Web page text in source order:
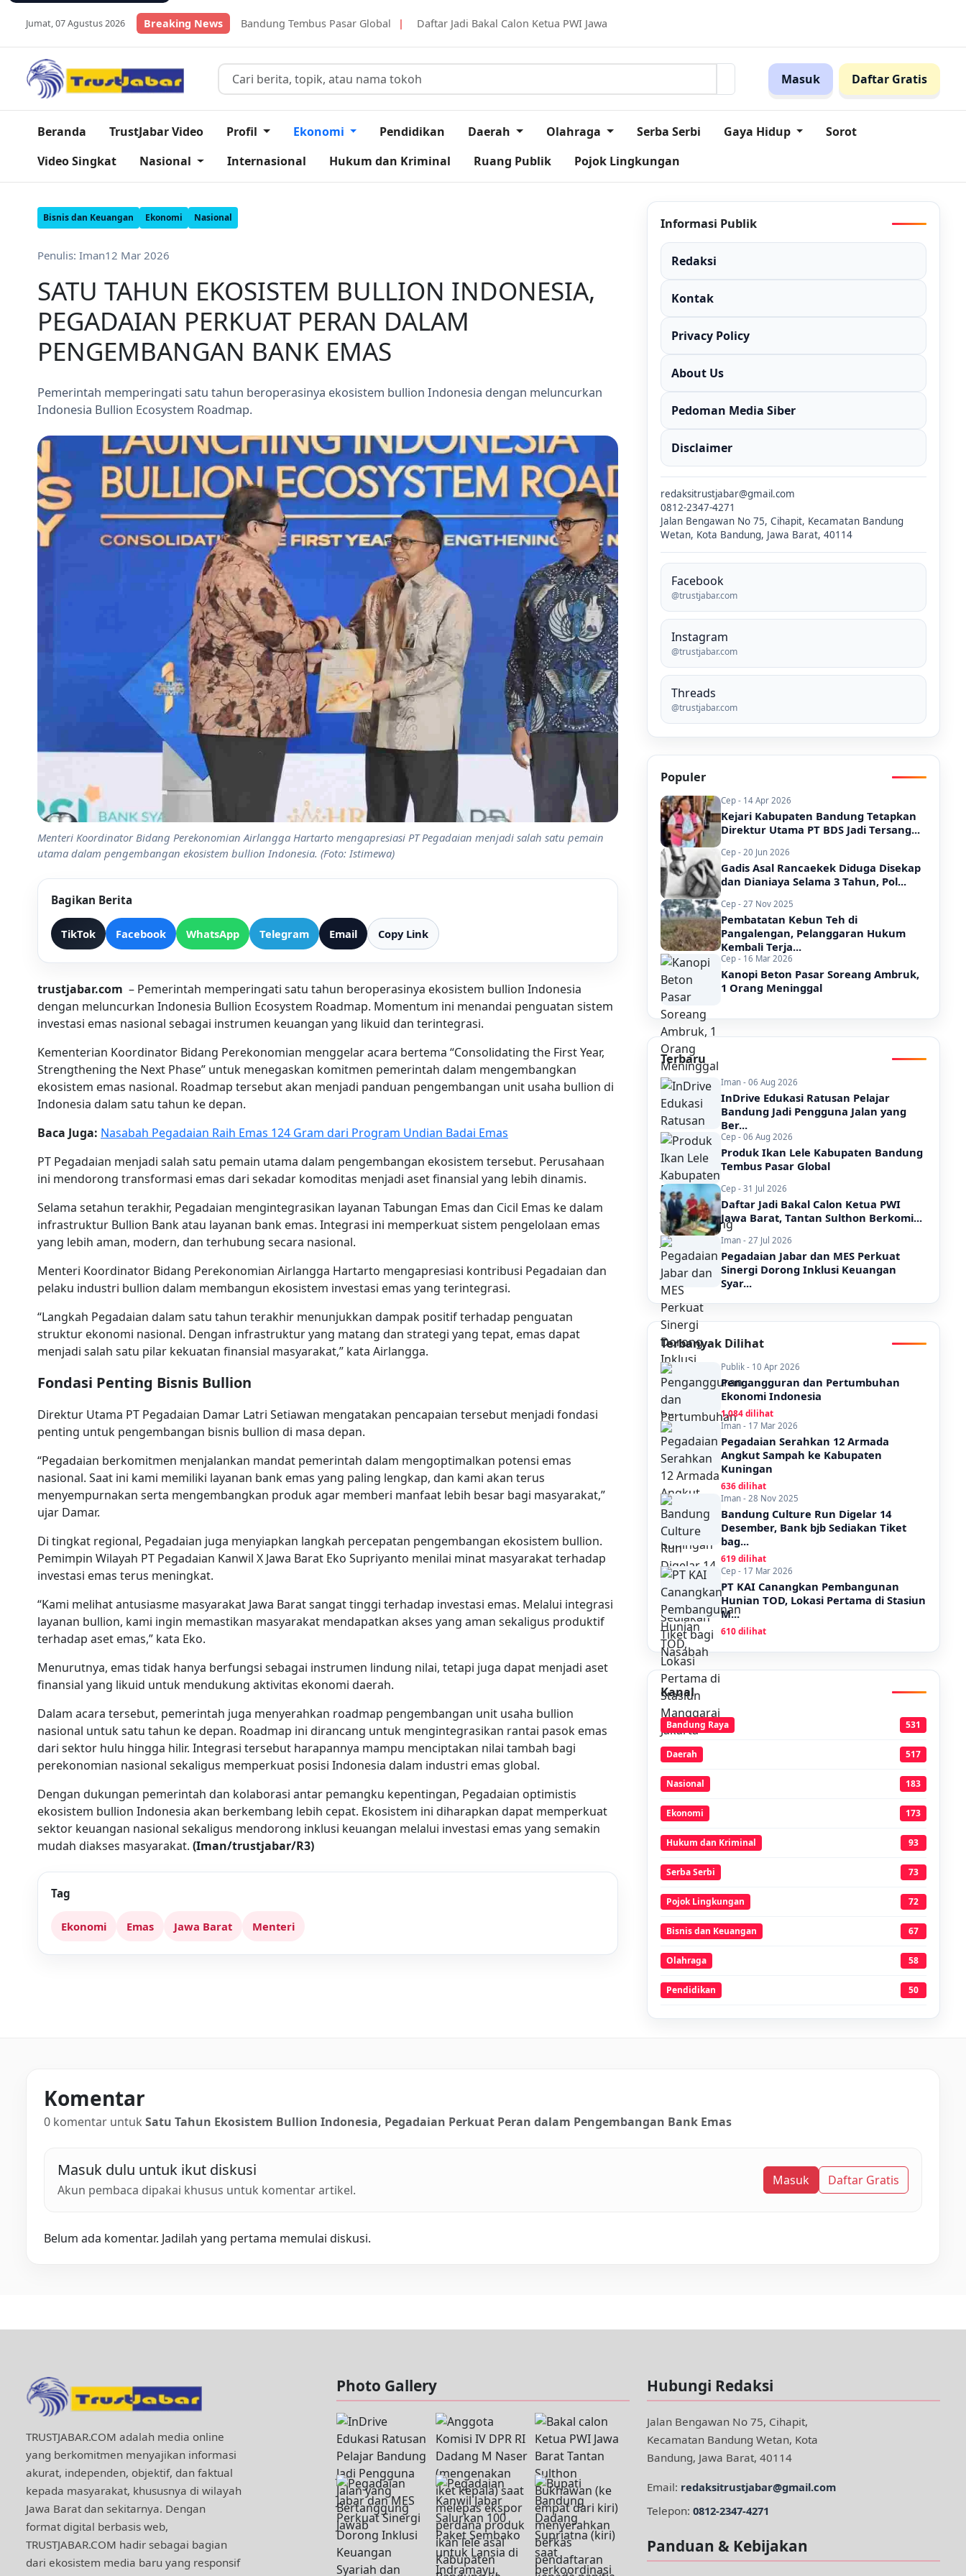
Jumat, 07 Agustus 2026 Breaking News
Ikan Lele Kabupaten Bandung Tembus Pasar Global Daftar Jadi Bakal Calon Ketua PWI Jawa Barat, Tantan Sulthon Berkomitmen Ini!
Masuk Daftar Gratis
Beranda TrustJabar Video Profil Ekonomi Pendidikan Daerah Olahraga Serba Serbi Gaya Hidup
Sorot
Video Singkat
Nasional Internasional Hukum dan Kriminal Ruang Publik Pojok Lingkungan
Bisnis dan Keuangan Ekonomi Nasional
Penulis: Iman12 Mar 2026
SATU TAHUN EKOSISTEM BULLION INDONESIA,
PEGADAIAN PERKUAT PERAN DALAM
PENGEMBANGAN BANK EMAS
Pemerintah memperingati satu tahun beroperasinya ekosistem bullion Indonesia dengan meluncurkan
Indonesia Bullion Ecosystem Roadmap.
Menteri Koordinator Bidang Perekonomian Airlangga Hartarto mengapresiasi PT Pegadaian menjadi salah satu pemain
utama dalam pengembangan ekosistem bullion Indonesia. (Foto: Istimewa)
Bagikan Berita
TikTok Facebook WhatsApp Telegram Email Copy Link
trustjabar.com – Pemerintah memperingati satu tahun beroperasinya ekosistem bullion Indonesia
dengan meluncurkan Indonesia Bullion Ecosystem Roadmap. Momentum ini menandai penguatan sistem
investasi emas nasional sebagai instrumen keuangan yang likuid dan terintegrasi.
Kementerian Koordinator Bidang Perekonomian menggelar acara bertema “Consolidating the First Year,
Strengthening the Next Phase” untuk menegaskan komitmen pemerintah dalam mengembangkan
ekosistem emas nasional. Roadmap tersebut akan menjadi panduan pengembangan unit usaha bullion di
Indonesia dalam satu tahun ke depan.
Baca Juga: Nasabah Pegadaian Raih Emas 124 Gram dari Program Undian Badai Emas
PT Pegadaian menjadi salah satu pemain utama dalam pengembangan ekosistem tersebut. Perusahaan
ini mendorong transformasi emas dari sekadar komoditas menjadi aset finansial yang lebih dinamis.
Selama setahun terakhir, Pegadaian mengintegrasikan layanan Tabungan Emas dan Cicil Emas ke dalam
infrastruktur Bullion Bank atau layanan bank emas. Integrasi ini memperkuat sistem pengelolaan emas
yang lebih aman, modern, dan terhubung secara nasional.
Menteri Koordinator Bidang Perekonomian Airlangga Hartarto mengapresiasi kontribusi Pegadaian dan
pelaku industri bullion dalam membangun ekosistem investasi emas yang terintegrasi.
“Langkah Pegadaian dalam satu tahun terakhir menunjukkan dampak positif terhadap penguatan
struktur ekonomi nasional. Dengan infrastruktur yang matang dan strategi yang tepat, emas dapat
menjadi salah satu pilar kekuatan finansial masyarakat,” kata Airlangga.
Fondasi Penting Bisnis Bullion
Direktur Utama PT Pegadaian Damar Latri Setiawan mengatakan pencapaian tersebut menjadi fondasi
penting untuk pengembangan bisnis bullion di masa depan.
“Pegadaian berkomitmen menjalankan mandat pemerintah dalam mengoptimalkan potensi emas
nasional. Saat ini kami memiliki layanan bank emas yang paling lengkap, dan kami akan terus
menyempurnakan serta mengembangkan produk agar memberi manfaat lebih besar bagi masyarakat,”
ujar Damar.
Di tingkat regional, Pegadaian juga menyiapkan langkah percepatan pengembangan ekosistem bullion.
Pemimpin Wilayah PT Pegadaian Kanwil X Jawa Barat Eko Supriyanto menilai minat masyarakat terhadap
investasi emas terus meningkat.
“Kami melihat antusiasme masyarakat Jawa Barat sangat tinggi terhadap investasi emas. Melalui integrasi
layanan bullion, kami ingin memastikan masyarakat mendapatkan akses yang aman sekaligus produktif
terhadap aset emas,” kata Eko.
Menurutnya, emas tidak hanya berfungsi sebagai instrumen lindung nilai, tetapi juga dapat menjadi aset
finansial yang likuid untuk mendukung aktivitas ekonomi daerah.
Dalam acara tersebut, pemerintah juga menyerahkan roadmap pengembangan unit usaha bullion
nasional untuk satu tahun ke depan. Roadmap ini dirancang untuk mengintegrasikan rantai pasok emas
dari sektor hulu hingga hilir. Integrasi tersebut harapannya mampu menciptakan nilai tambah bagi
perekonomian nasional sekaligus memperkuat posisi Indonesia dalam industri emas global.
Dengan dukungan pemerintah dan kolaborasi antar pemangku kepentingan, Pegadaian optimistis
ekosistem bullion Indonesia akan berkembang lebih cepat. Ekosistem ini diharapkan dapat memperkuat
sektor keuangan nasional sekaligus mendorong inklusi keuangan melalui investasi emas yang semakin
mudah diakses masyarakat. (Iman/trustjabar/R3)
Tag
Ekonomi Emas Jawa Barat Menteri
Informasi Publik
Redaksi
Kontak
Privacy Policy
About Us
Pedoman Media Siber
Disclaimer
redaksitrustjabar@gmail.com
0812-2347-4271
Jalan Bengawan No 75, Cihapit, Kecamatan Bandung
Wetan, Kota Bandung, Jawa Barat, 40114
Facebook
@trustjabar.com
Instagram
@trustjabar.com
Threads
@trustjabar.com
Populer
Cep - 14 Apr 2026
Kejari Kabupaten Bandung Tetapkan
Direktur Utama PT BDS Jadi Tersang...
Cep - 20 Jun 2026
Gadis Asal Rancaekek Diduga Disekap
dan Dianiaya Selama 3 Tahun, Pol...
Cep - 27 Nov 2025
Pembatatan Kebun Teh di
Pangalengan, Pelanggaran Hukum
Kembali Terja...
Cep - 16 Mar 2026
Kanopi Beton Pasar Soreang Ambruk,
1 Orang Meninggal
Terbaru
Iman - 06 Aug 2026
InDrive Edukasi Ratusan Pelajar
Bandung Jadi Pengguna Jalan yang
Ber...
Cep - 06 Aug 2026
Produk Ikan Lele Kabupaten Bandung
Tembus Pasar Global
Cep - 31 Jul 2026
Daftar Jadi Bakal Calon Ketua PWI
Jawa Barat, Tantan Sulthon Berkomi...
Iman - 27 Jul 2026
Pegadaian Jabar dan MES Perkuat
Sinergi Dorong Inklusi Keuangan
Syar...
Terbanyak Dilihat
Publik - 10 Apr 2026
Pengangguran dan Pertumbuhan
Ekonomi Indonesia
1,084 dilihat
Iman - 17 Mar 2026
Pegadaian Serahkan 12 Armada
Angkut Sampah ke Kabupaten
Kuningan
636 dilihat
Iman - 28 Nov 2025
Bandung Culture Run Digelar 14
Desember, Bank bjb Sediakan Tiket
bag...
619 dilihat
Cep - 17 Mar 2026
PT KAI Canangkan Pembangunan
Hunian TOD, Lokasi Pertama di Stasiun
M...
610 dilihat
Kanal
Bandung Raya 531
Daerah 517
Nasional 183
Ekonomi 173
Hukum dan Kriminal 93
Serba Serbi 73
Pojok Lingkungan 72
Bisnis dan Keuangan 67
Olahraga 58
Pendidikan 50
Komentar
0 komentar untuk Satu Tahun Ekosistem Bullion Indonesia, Pegadaian Perkuat Peran dalam Pengembangan Bank Emas
Masuk dulu untuk ikut diskusi
Akun pembaca dipakai khusus untuk komentar artikel.
Masuk Daftar Gratis
Belum ada komentar. Jadilah yang pertama memulai diskusi.
TRUSTJABAR.COM adalah media online
yang berkomitmen menyajikan informasi
akurat, independen, objektif, dan faktual
kepada masyarakat, khususnya di wilayah
Jawa Barat dan sekitarnya. Dengan
format digital berbasis web,
TRUSTJABAR.COM hadir sebagai bagian
dari ekosistem media baru yang responsif
Photo Gallery Hubungi Redaksi
Jalan Bengawan No 75, Cihapit,
Kecamatan Bandung Wetan, Kota
Bandung, Jawa Barat, 40114
Email: redaksitrustjabar@gmail.com
Telepon: 0812-2347-4271
Panduan & Kebijakan